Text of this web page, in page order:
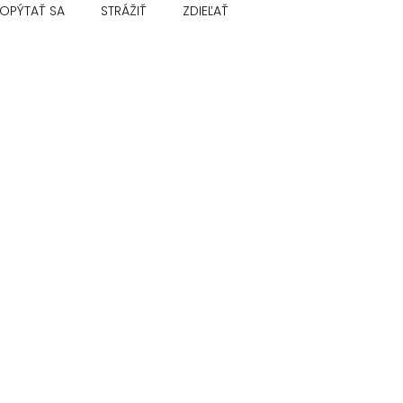
OPÝTAŤ SA STRÁŽIŤ ZDIEĽAŤ